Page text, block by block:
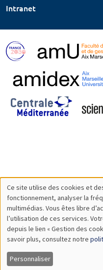
Intranet
Utilisation
des
données
personnelles
Ce site utilise des cookies et
fonctionnement, analyser la
multimédias. Vous êtes libre
l’utilisation de ces services.
depuis le lien « Gestion des
savoir plus, consultez notre
Personnaliser